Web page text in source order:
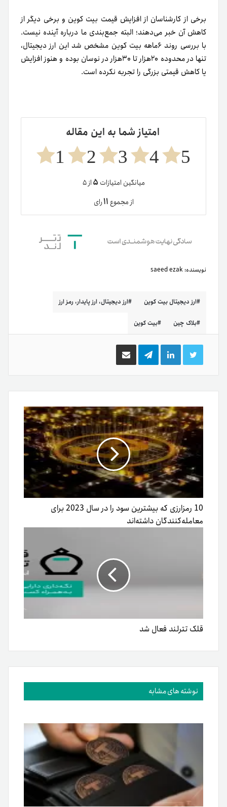
برخی از کارشناسان از افزایش قیمت بیت کوین و برخی دیگر از
کاهش آن خبر می‌­دهند؛ البته جمع‌­بندی ما درباره آینده نیست.
با بررسی روند ۶ماهه بیت کوین مشخص شد این ارز دیجیتال،
تنها در محدوده ۲۰هزار تا ۳۰هزار در نوسان بوده و هنوز افزایش
یا کاهش قیمتی بزرگی را تجربه نکرده است.
امتیاز شما به این مقاله
5
4
3
2
1
میانگین امتیازات ۵از ۵
از مجموع۱۱رای
نویسنده: saeed ezak
ارز دیجیتال بیت کوین ارز دیجیتال، ارز پایدار، رمز ارز
بلاک چین بیت کوین
توییتر لینکدینتلگرام اشتراک
گذاری
ایمیل
10 رمزارزی که بیشترین سود را در سال 2023 برای
معامله‌کنندگان داشته‌اند
قلک تترلند فعال شد
نوشته های مشابه